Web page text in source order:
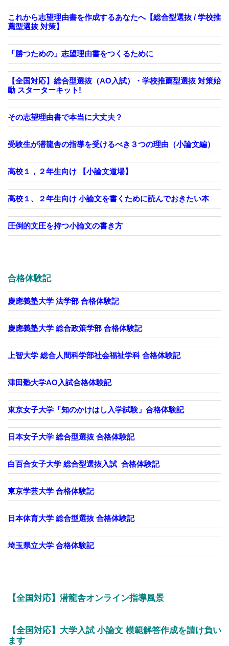
これから志望理由書を作成するあなたへ【総合型選抜 / 学校推
薦型選抜 対策】
「勝つための」志望理由書をつくるために
【全国対応】総合型選抜（AO入試）・学校推薦型選抜 対策始
動 スターターキット!
その志望理由書で本当に大丈夫？
受験生が潜龍舎の指導を受けるべき３つの理由（小論文編）
高校１，２年生向け 【小論文道場】
高校１、２年生向け 小論文を書くために読んでおきたい本
圧倒的文圧を持つ小論文の書き方
合格体験記
慶應義塾大学 法学部 合格体験記
慶應義塾大学 総合政策学部 合格体験記
上智大学 総合人間科学部社会福祉学科 合格体験記
津田塾大学AO入試合格体験記
東京女子大学「知のかけはし入学試験」合格体験記
日本女子大学 総合型選抜 合格体験記
白百合女子大学 総合型選抜入試 合格体験記
東京学芸大学 合格体験記
日本体育大学 総合型選抜 合格体験記
埼玉県立大学 合格体験記
【全国対応】潜龍舎オンライン指導風景
【全国対応】大学入試 小論文 模範解答作成を請け負い
ます